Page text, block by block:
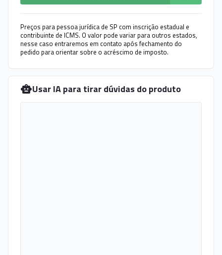
Preços para pessoa jurídica de SP com inscrição estadual e
contribuinte de ICMS. O valor pode variar para outros estados,
nesse caso entraremos em contato após fechamento do
pedido para orientar sobre o acréscimo de imposto.
Usar IA para tirar dúvidas do produto